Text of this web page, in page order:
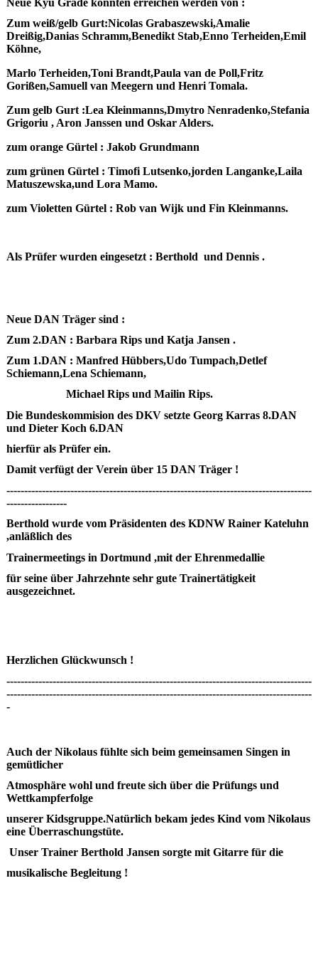
Neue Kyu Grade konnten erreichen werden von :
Zum weiß/gelb Gurt:Nicolas Grabaszewski,Amalie
Dreißig,Danias Schramm,Benedikt Stab,Enno Terheiden,Emil
Köhne,
Marlo Terheiden,Toni Brandt,Paula van de Poll,Fritz
Gorißen,Samuell van Meegern und Henri Tomala.
Zum gelb Gurt :Lea Kleinmanns,Dmytro Nenradenko,Stefania
Grigoriu , Aron Janssen und Oskar Alders.
zum orange Gürtel : Jakob Grundmann
zum grünen Gürtel : Timofi Lutsenko,jorden Langanke,Laila
Matuszewska,und Lora Mamo.
zum Violetten Gürtel : Rob van Wijk und Fin Kleinmanns.
Als Prüfer wurden eingesetzt : Berthold und Dennis .
Neue DAN Träger sind :
Zum 2.DAN : Barbara Rips und Katja Jansen .
Zum 1.DAN : Manfred Hübbers,Udo Tumpach,Detlef
Schiemann,Lena Schiemann,
Michael Rips und Mailin Rips.
Die Bundeskommision des DKV setzte Georg Karras 8.DAN
und Dieter Koch 6.DAN
hierfür als Prüfer ein.
Damit verfügt der Verein über 15 DAN Träger !
--------------------------------------------------------------------------------------
-----------------
Berthold wurde vom Präsidenten des KDNW Rainer Kateluhn
,anläßlich des
Trainermeetings in Dortmund ,mit der Ehrenmedallie
für seine über Jahrzehnte sehr gute Trainertätigkeit
ausgezeichnet.
Herzlichen Glückwunsch !
--------------------------------------------------------------------------------------
--------------------------------------------------------------------------------------
-
Auch der Nikolaus fühlte sich beim gemeinsamen Singen in
gemütlicher
Atmosphäre wohl und freute sich über die Prüfungs und
Wettkampferfolge
unserer Kidsgruppe.Natürlich bekam jedes Kind vom Nikolaus
eine Überraschungstüte.
Unser Trainer Berthold Jansen sorgte mit Gitarre für die
musikalische Begleitung !